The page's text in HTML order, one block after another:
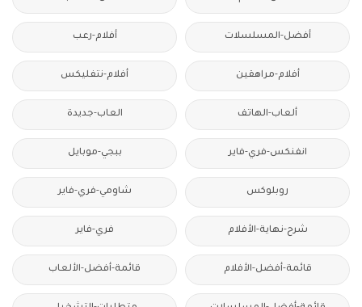
أفضل-المسلسلات أفلام-رعب
أفلام-مراهقين أفلام-نتفليكس
ألعاب-الهاتف العاب-جديدة
انفنكس-فري-فاير ببجي-موبايل
روبلوكس شاومي-فري-فاير
شرح-نهاية-الأفلام فري-فاير
قائمة-أفضل-الأفلام قائمة-أفضل-الألعاب